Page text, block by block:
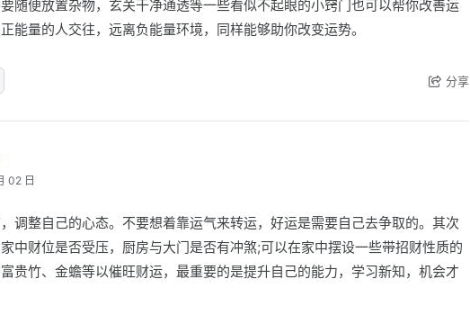
随便放置杂物，玄关干净通透等一些看似不起眼的小窍门也可以帮你改善运
能量的人交往，远离负能量环境，同样能够助你改变运势。
分享
02 日
调整自己的心态。不要想着靠运气来转运，好运是需要自己去争取的。其次
中财位是否受压，厨房与大门是否有冲煞;可以在家中摆设一些带招财性质的
贵竹、金蟾等以催旺财运，最重要的是提升自己的能力，学习新知，机会才